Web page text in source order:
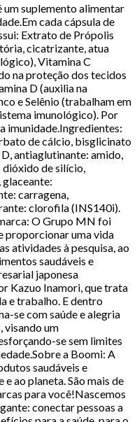
um suplemento alimentar
cada cápsula de
Extrato de Própolis
cicatrizante, atua
Vitamina C
na proteção dos tecidos
D (auxilia na
e Selênio (trabalham em
imunológico). Por
imunidade.Ingredientes:
de cálcio, bisglicinato
antiaglutinante: amido,
de silício,
carragena,
clorofila (INS140i).
O Grupo MN foi
proporcionar uma vida
atividades à pesquisa, ao
saudáveis e
japonesa
Kazuo Inamori, que trata
e trabalho. E dentro
se com saúde e alegria
visando um
se sem limites
a Boomi: A
saudáveis e
ao planeta. São mais de
para você!Nascemos
conectar pessoas a